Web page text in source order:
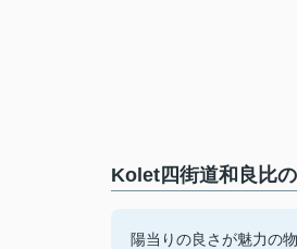
Kolet四街道和良比
陽当りの良さが魅力の